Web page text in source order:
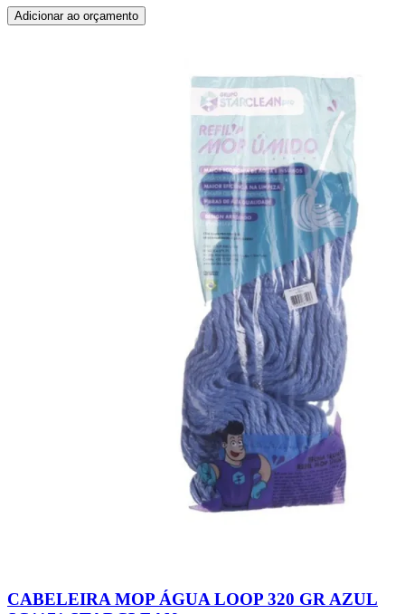
Adicionar ao orçamento
CABELEIRA MOP ÁGUA LOOP 320 GR AZUL